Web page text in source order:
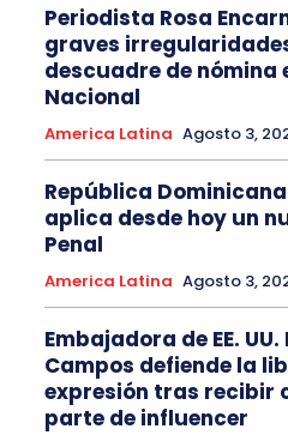
Periodista Rosa
graves
descuadre de nómina
Nacional
America Latina Agosto 3,
República
aplica desde hoy un
Penal
America Latina Agosto 3,
Embajadora de EE. UU.
Campos defiende la
expresión tras recibir
parte de influencer